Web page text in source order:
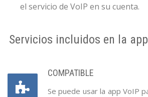
el servicio de VoIP en su cuenta.
Servicios incluidos en la
COMPATIBLE
Se puede usar la app VoIP